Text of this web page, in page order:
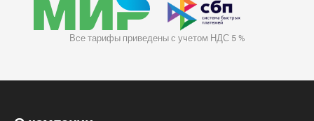
Все тарифы приведены с учетом НДС 5 %